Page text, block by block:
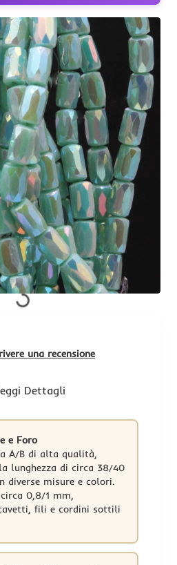
Dettagli
e Foro
A/B di alta qualità,
lunghezza di circa 38/40
diverse misure e colori.
0,8/1 mm,
fili e cordini sottili
una recensione